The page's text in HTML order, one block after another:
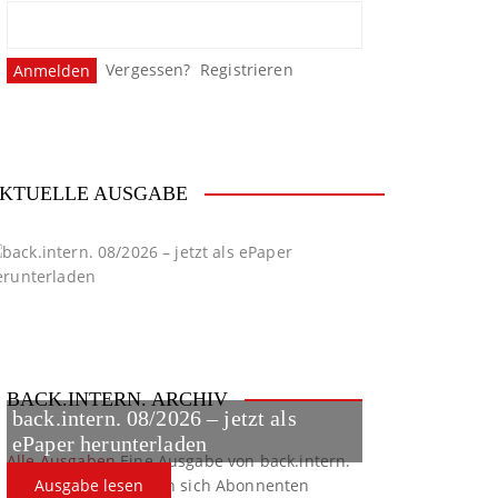
Vergessen? Registrieren
AUSGABE
back.intern. 08/2026 – jetzt als
ePaper herunterladen
Ausgabe lesen
BACK.INTERN. ARCHIV
Alle AusgabenEine Ausgabe von back.intern.
verpasst? Hier können sich Abonnenten